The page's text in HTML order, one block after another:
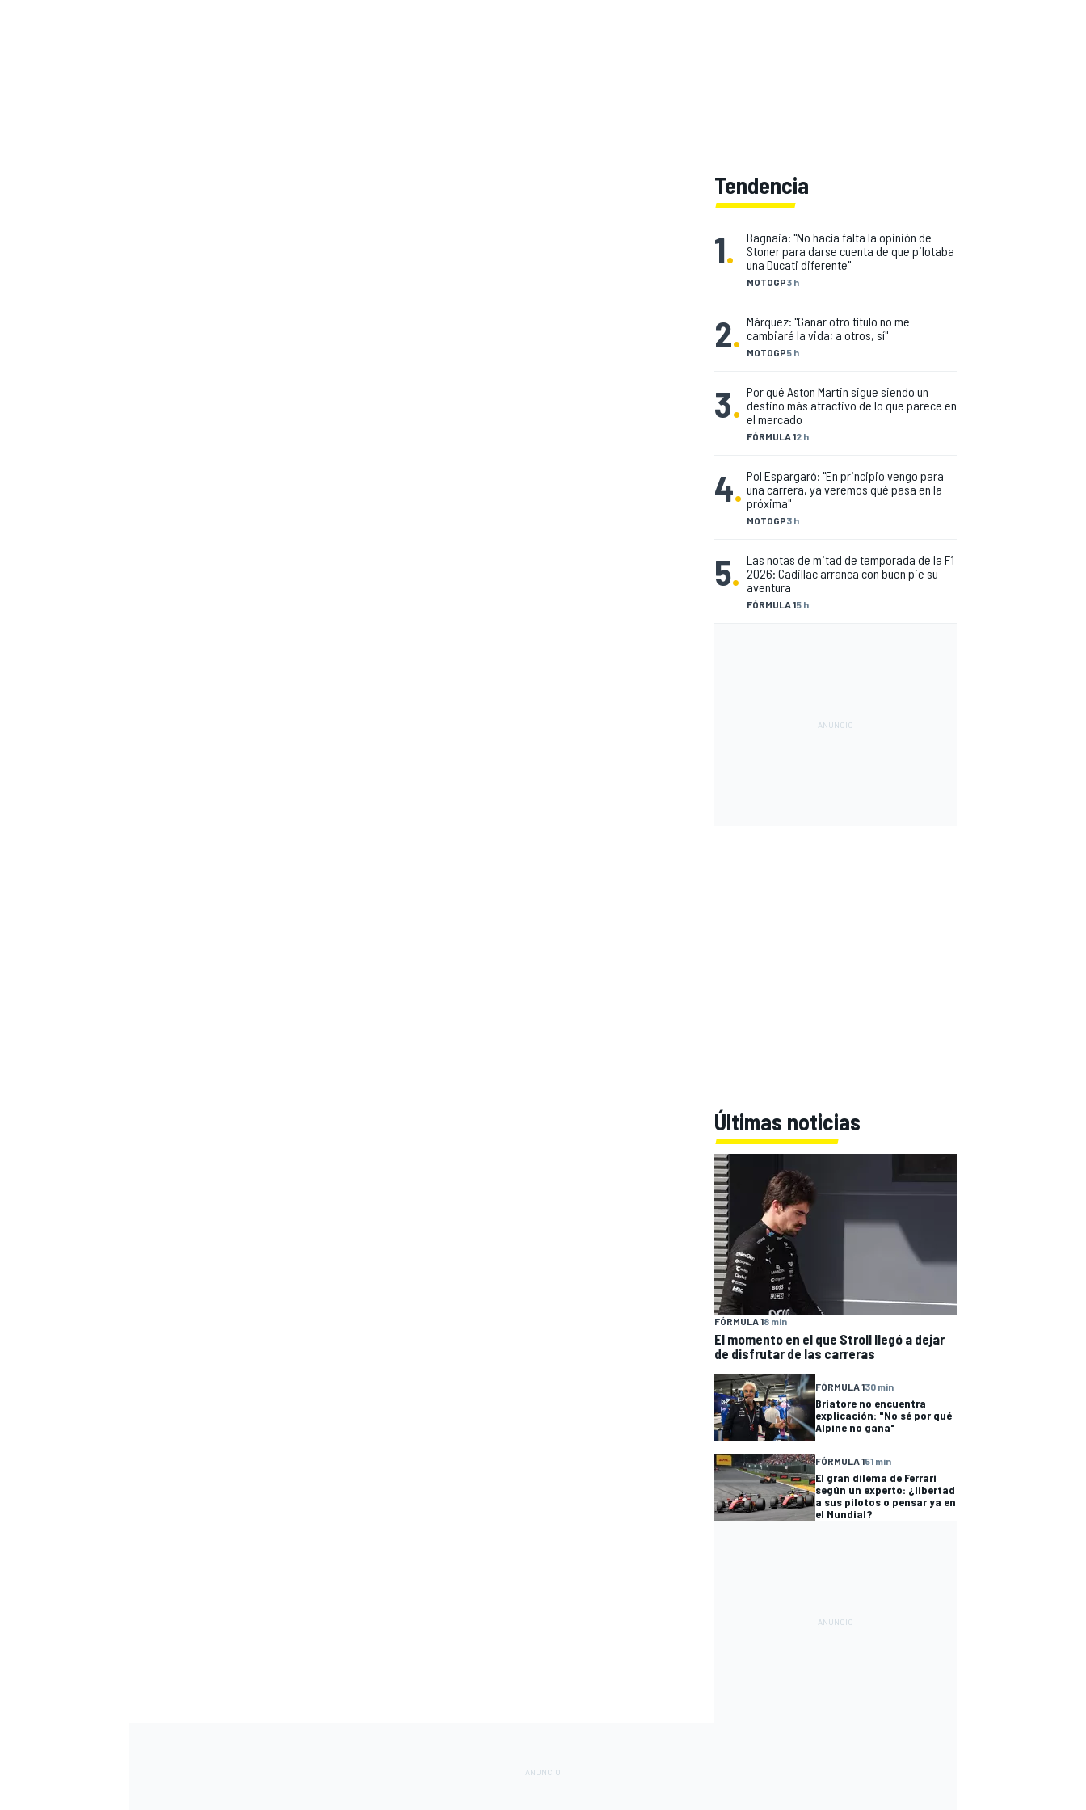
Tendencia
1.
MOTOGP3 h
Bagnaia: "No hacía falta la opinión de
Stoner para darse cuenta de que pilotaba
una Ducati diferente"
2. MOTOGP5 h
Márquez: "Ganar otro título no me
cambiará la vida; a otros, sí"
3.
FÓRMULA 12 h
Por qué Aston Martin sigue siendo un
destino más atractivo de lo que parece en
el mercado
4.
MOTOGP3 h
Pol Espargaró: "En principio vengo para
una carrera, ya veremos qué pasa en la
próxima"
5.
FÓRMULA 15 h
Las notas de mitad de temporada de la F1
2026: Cadillac arranca con buen pie su
aventura
Últimas noticias
FÓRMULA 18 min
El momento en el que Stroll llegó a dejar
de disfrutar de las carreras
FÓRMULA 130 min
Briatore no encuentra
explicación: "No sé por qué
Alpine no gana"
FÓRMULA 151 min
El gran dilema de Ferrari
según un experto: ¿libertad
a sus pilotos o pensar ya en
el Mundial?